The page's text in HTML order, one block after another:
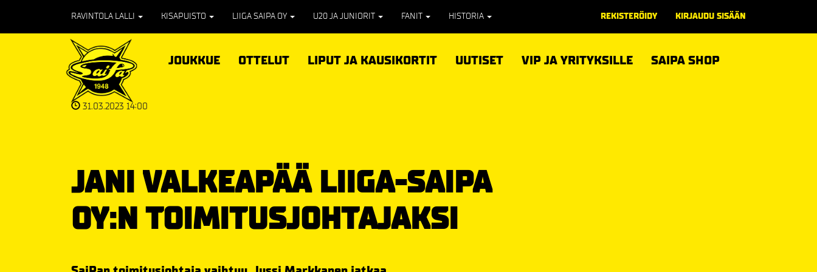
RAVINTOLA LALLI KISAPUISTO LIIGA SAIPA OY U20 JA JUNIORIT FANIT HISTORIA REKISTERÖIDY KIRJAUDU SISÄÄN
JOUKKUE OTTELUT LIPUT JA KAUSIKORTIT UUTISET VIP JA YRITYKSILLE SAIPA SHOP
31.03.2023 14:00
JANI VALKEAPÄÄ LIIGA-SAIPA
OY:N TOIMITUSJOHTAJAKSI